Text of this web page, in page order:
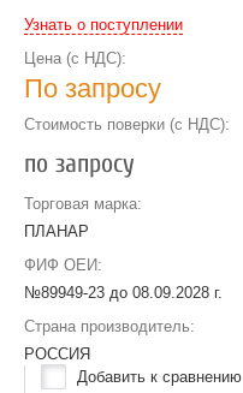
Узнать о поступлении
Цена (с НДС):
По запросу
Стоимость поверки (с НДС):
по запросу
Торговая марка:
ПЛАНАР
ФИФ ОЕИ:
№89949-23 до 08.09.2028 г.
Страна производитель:
РОССИЯ
Добавить к сравнению